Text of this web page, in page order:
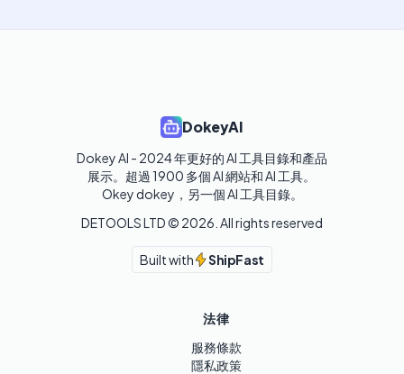
DokeyAI
Dokey AI - 2024 年更好的 AI 工具目錄和產品
展示。超過 1900 多個 AI 網站和 AI 工具。
Okey dokey，另一個 AI 工具目錄。
DETOOLS LTD © 2026 . All rights reserved
Built with ShipFast
法律
服務條款
隱私政策